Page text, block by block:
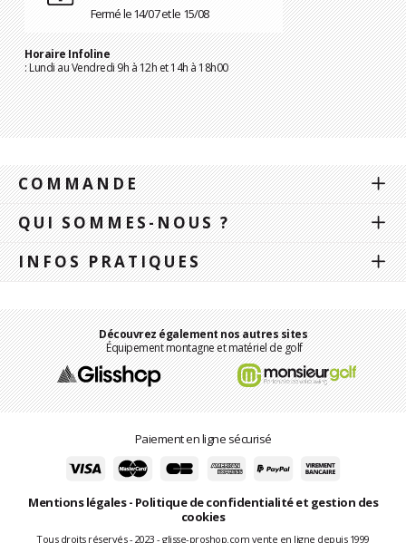
Fermé le 14/07 et le 15/08
Horaire Infoline
: Lundi au Vendredi 9h à 12h et 14h à 18h00
COMMANDE
QUI SOMMES-NOUS ?
INFOS PRATIQUES
Découvrez également nos autres sites
Équipement montagne et matériel de golf
Paiement en ligne sécurisé
Mentions légales- Politique de confidentialité et gestion des
cookies
Tous droits réservés - 2023 - glisse-proshop.com vente en ligne depuis 1999